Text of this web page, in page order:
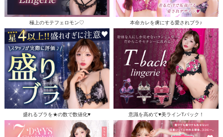
極上のモテフェロモン♡ 本命カレを虜にする愛されブラ♪
盛れるブラを★の数で数値化♥ 意識を高めて♥美ラインTバック！